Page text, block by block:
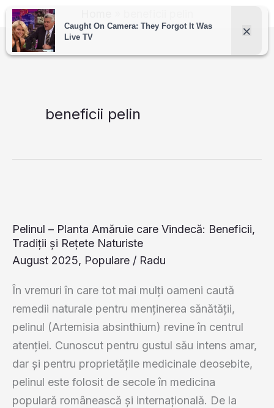
Skip
content
beneficii pelin
Pelinul – Planta Amăruie care Vindecă: Beneficii,
Tradiții și Rețete Naturiste
August 2025, Populare / Radu
În vremuri în care tot mai mulți oameni caută
remedii naturale pentru menținerea sănătății,
pelinul (Artemisia absinthium) revine în centrul
atenției. Cunoscut pentru gustul său intens amar,
dar și pentru proprietățile medicinale deosebite,
pelinul este folosit de secole în medicina
populară românească și internațională. De la